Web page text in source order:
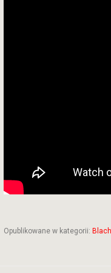
Opublikowane w kategorii: